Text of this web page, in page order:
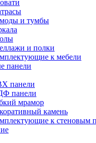
и тумбы
и полки
к мебели
панели
панели
панели
мрамор
камень
к стеновым